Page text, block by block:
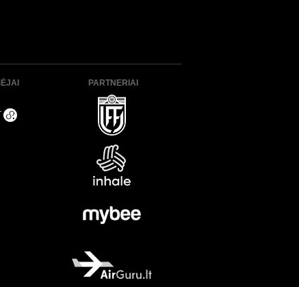
PARTNERIAI